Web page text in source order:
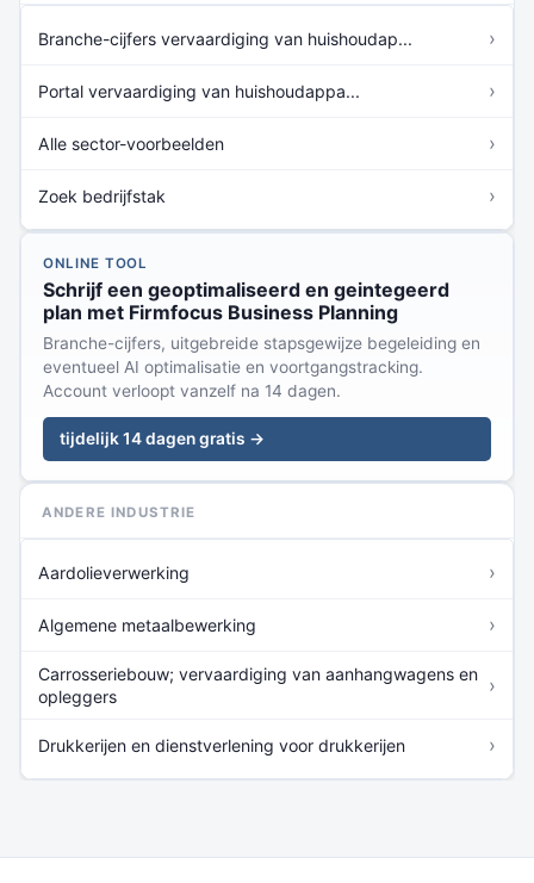
Branche-cijfers vervaardiging van huishoudap... ›
Portal vervaardiging van huishoudappa... ›
Alle sector-voorbeelden ›
Zoek bedrijfstak ›
ONLINE TOOL
Schrijf een geoptimaliseerd en geintegeerd
plan met Firmfocus Business Planning
Branche-cijfers, uitgebreide stapsgewijze begeleiding en
eventueel AI optimalisatie en voortgangstracking.
Account verloopt vanzelf na 14 dagen.
tijdelijk 14 dagen gratis →
ANDERE INDUSTRIE
Aardolieverwerking ›
Algemene metaalbewerking ›
Carrosseriebouw; vervaardiging van aanhangwagens en
opleggers
›
Drukkerijen en dienstverlening voor drukkerijen ›